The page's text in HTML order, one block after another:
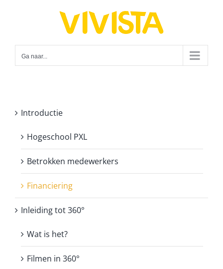
Ga naar...
Introductie
Hogeschool PXL
Betrokken medewerkers
Financiering
Inleiding tot 360°
Wat is het?
Filmen in 360°